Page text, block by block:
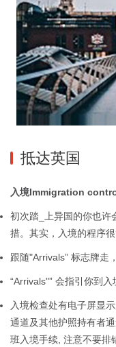
抵达英国
入境Immigration
初次踏_上异国的你也许
措。其实，入境的程序
跟随"Arrivals” 标志牌走
“Arrivals"” 会指引你到
入境检查处有电子屏显
通道及其他护照持有者
班入境手续, 注意不要排